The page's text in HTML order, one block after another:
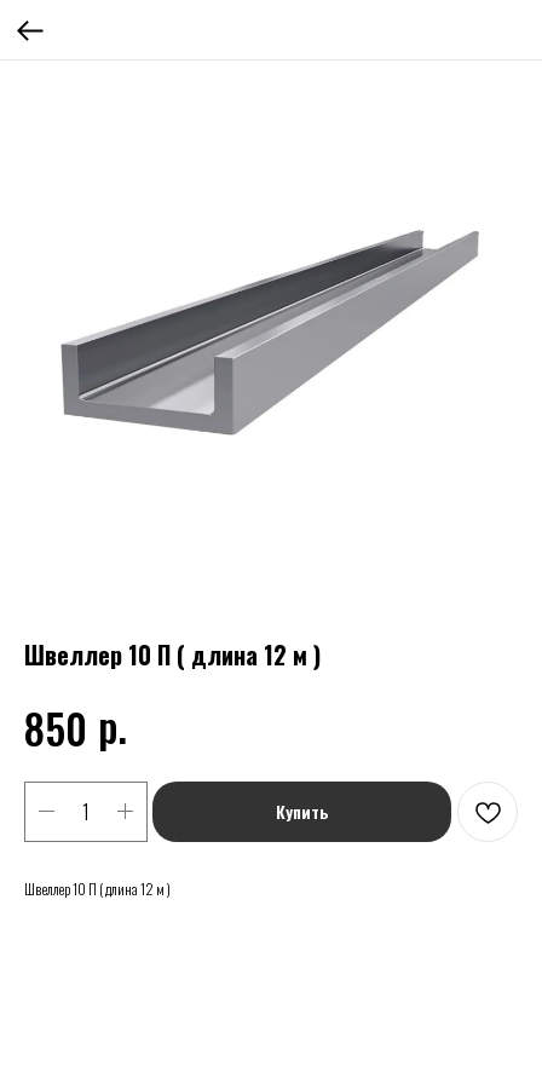
Швеллер 10 П ( длина 12 м )
850 р.
Купить
Швеллер 10 П ( длина 12 м )